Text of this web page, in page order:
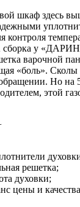
шкаф здесь
контроля
сборка у
варочной
«боль».
Но на
этой
решетка;
духовки;
цены и